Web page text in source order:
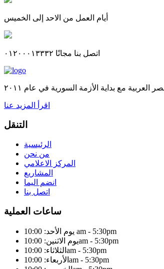
أيام العمل من الاحد إلى الخميس
اتصل بنا مجانًا ٠١٢٠٠٠١٣٣٣٢
اقرأ المزيد عنا
التنقل
الرئيسية
من نحن
المركز الاعلامي
المشاريع
انضم اليما
اتصل بنا
ساعات العملية
يوم الأحد: 10:00 am - 5:30pm
يوم الاثنين: 10:00am - 5:30pm
الثلاثاء: 10:00am - 5:30pm
الأربعاء: 10:00am - 5:30pm